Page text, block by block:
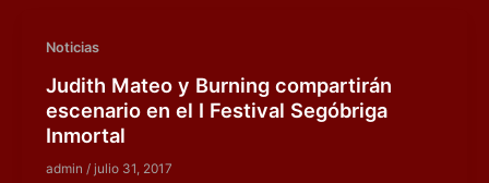
Noticias
Judith Mateo y Burning compartirán
escenario en el I Festival Segóbriga
Inmortal
admin / julio 31, 2017